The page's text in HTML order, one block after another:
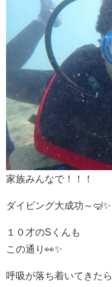
家族みんなで！！！
ダイビング大成功～🤿✨
１０才のSくんも
この通り👀✨
呼吸が落ち着いてきたら